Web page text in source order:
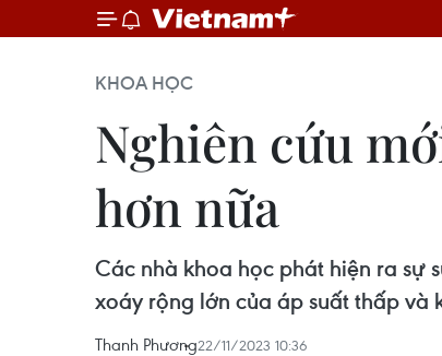
KHOA HỌC
Nghiên cứu
hơn nữa
Các nhà khoa học phát hiện ra sự
xoáy rộng lớn của áp suất thấp
Thanh Phương22/11/2023 10:36